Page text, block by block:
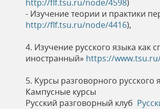
http://flf.tsu.ru/node/4598)
- Изучение теории и практики
http://flf.tsu.ru/node/4416),
4. Изучение русского языка как
иностранный» https://
5. Курсы разговорного русского
Кампусные курсы
Русский разговорный клуб